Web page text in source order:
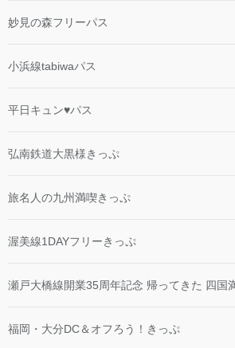
妙見の森フリーパス
小浜線tabiwaパス
平日キュン♥パス
弘南鉄道大黒様きっぷ
旅名人の九州満喫きっぷ
渥美線1DAYフリーきっぷ
瀬戸大橋線開業35周年記念 帰ってきた 四国
福岡・大分DC＆オフろう！きっぷ